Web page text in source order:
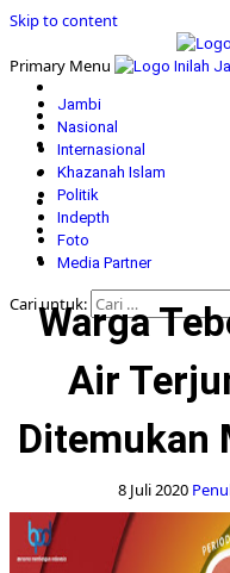
Skip to content
Primary Menu
Jambi
Nasional
Internasional
Khazanah Islam
Politik
Indepth
Foto
Media Partner
Cari untuk:
Warga
Air
Ditemukan
8 Juli 2020